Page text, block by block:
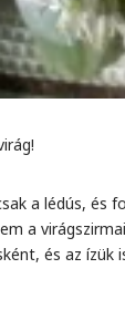
a lédús, és
a
és az ízük